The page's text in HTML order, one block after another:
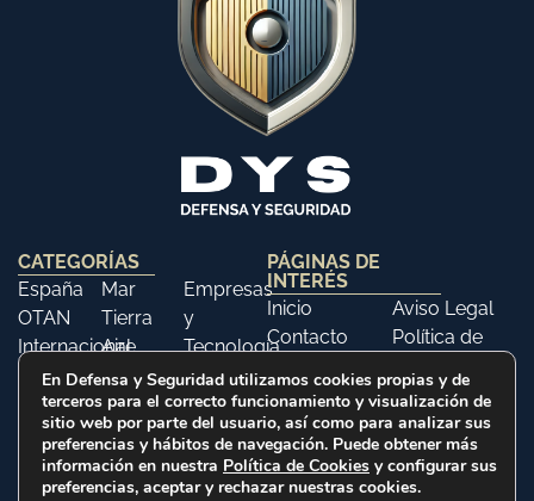
CATEGORÍAS
España
OTAN
Internacional
Opinión
Mar
Tierra
Aire
Libros
Empresas
y
Tecnología
Ferias y
Eventos
Historia
PÁGINAS DE
INTERÉS
Inicio
Contacto
Aviso Legal
Política de
Política de
Cookies
En Defensa y Seguridad utilizamos cookies propias y de
terceros para el correcto funcionamiento y visualización de
sitio web por parte del usuario, así como para analizar sus
preferencias y hábitos de navegación. Puede obtener más
información en nuestra Política de Cookies y configurar sus
preferencias, aceptar y rechazar nuestras cookies.